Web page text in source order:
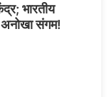
भारतीय
अनोखा संगम!